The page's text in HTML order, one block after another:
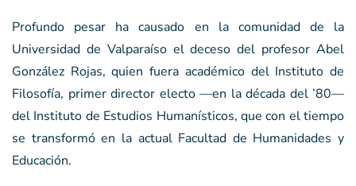
Profundo pesar ha causado en la comunidad de la
Universidad de Valparaíso el deceso del profesor Abel
González Rojas, quien fuera académico del Instituto de
Filosofía, primer director electo —en la década del ’80—
del Instituto de Estudios Humanísticos, que con el tiempo
se transformó en la actual Facultad de Humanidades y
Educación.